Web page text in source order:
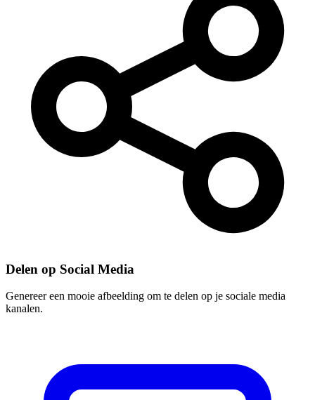
Delen op Social Media
Genereer een mooie afbeelding om te delen op je sociale media
kanalen.